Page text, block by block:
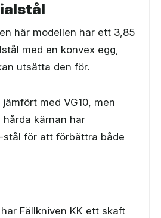
här modellen har ett 3,85
med en konvex egg,
utsätta den för.
med VG10, men
kärnan har
stål för att förbättra både
Fällkniven KK ett skaft